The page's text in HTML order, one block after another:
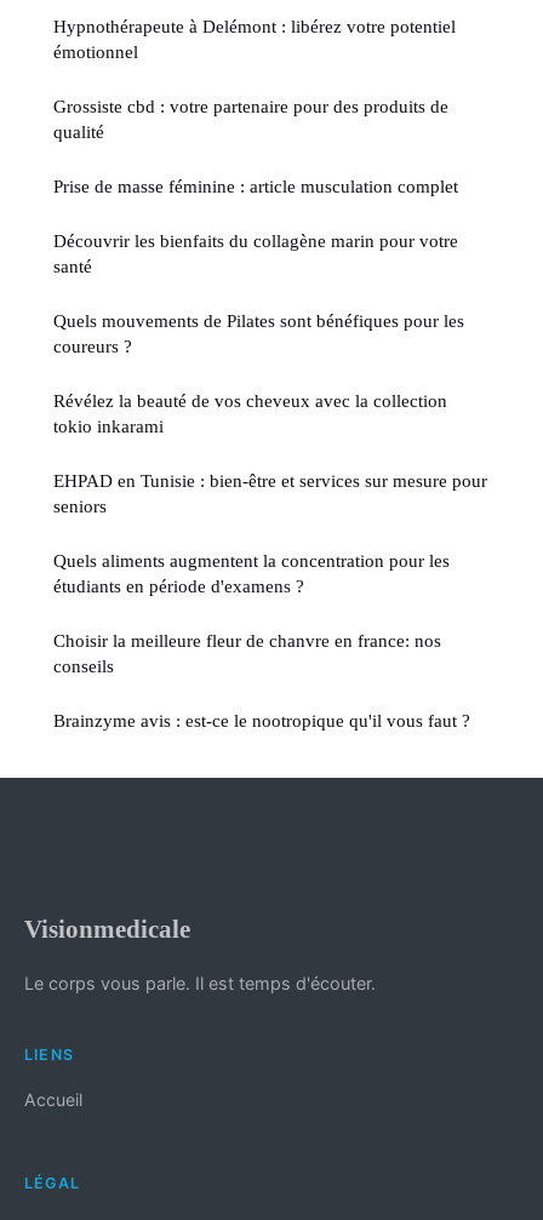
Hypnothérapeute à Delémont : libérez votre potentiel
émotionnel
Grossiste cbd : votre partenaire pour des produits de
qualité
Prise de masse féminine : article musculation complet
Découvrir les bienfaits du collagène marin pour votre
santé
Quels mouvements de Pilates sont bénéfiques pour les
coureurs ?
Révélez la beauté de vos cheveux avec la collection
tokio inkarami
EHPAD en Tunisie : bien-être et services sur mesure pour
seniors
Quels aliments augmentent la concentration pour les
étudiants en période d'examens ?
Choisir la meilleure fleur de chanvre en france: nos
conseils
Brainzyme avis : est-ce le nootropique qu'il vous faut ?
Visionmedicale
Le corps vous parle. Il est temps d'écouter.
LIENS
Accueil
LÉGAL